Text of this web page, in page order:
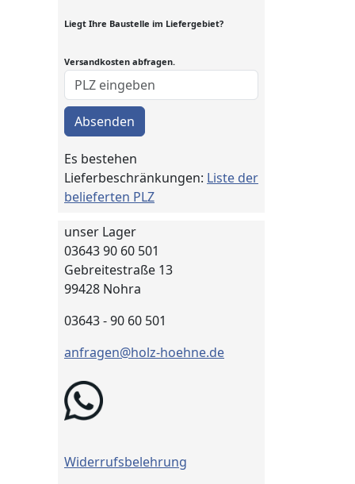
Liegt Ihre Baustelle im Liefergebiet?
Versandkosten abfragen.
Absenden
Es bestehen
Lieferbeschränkungen: Liste der
belieferten PLZ
unser Lager
03643 90 60 501
Gebreitestraße 13
99428 Nohra
03643 - 90 60 501
anfragen@holz-hoehne.de
Widerrufsbelehrung